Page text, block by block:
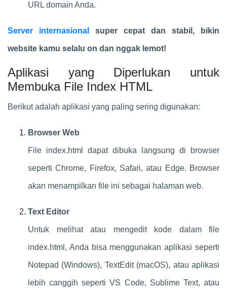
URL domain Anda.
Server internasional super cepat dan stabil, bikin
website kamu selalu on dan nggak lemot!
Aplikasi yang Diperlukan untuk
Membuka File Index HTML
Berikut adalah aplikasi yang paling sering digunakan:
Browser Web
File index.html dapat dibuka langsung di browser
seperti Chrome, Firefox, Safari, atau Edge. Browser
akan menampilkan file ini sebagai halaman web.
Text Editor
Untuk melihat atau mengedit kode dalam file
index.html, Anda bisa menggunakan aplikasi seperti
Notepad (Windows), TextEdit (macOS), atau aplikasi
lebih canggih seperti VS Code, Sublime Text, atau